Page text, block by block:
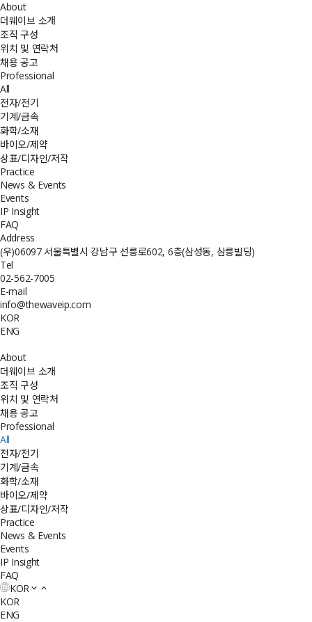
About
더웨이브 소개
조직 구성
위치 및 연락처
채용 공고
Professional
All
전자/전기
기계/금속
화학/소재
바이오/제약
상표/디자인/저작
Practice
News & Events
Events
IP Insight
FAQ
Address
(우)06097 서울특별시 강남구 선릉로602, 6층(삼성동, 삼릉빌딩)
Tel
02-562-7005
E-mail
info@thewaveip.com
KOR
ENG
About
더웨이브 소개
조직 구성
위치 및 연락처
채용 공고
Professional
All
전자/전기
기계/금속
화학/소재
바이오/제약
상표/디자인/저작
Practice
News & Events
Events
IP Insight
FAQ
KOR
KOR
ENG